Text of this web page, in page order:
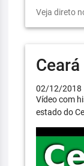
Veja direto
Ceará
02/12/2018
Vídeo com
estado do